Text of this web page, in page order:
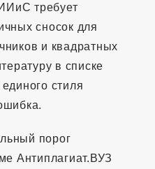
требует
сносок для
и квадратных
в списке
стиля
порог
Антиплагиат.ВУЗ